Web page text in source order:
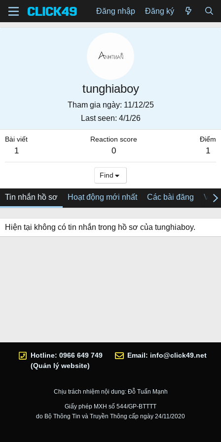
Đăng nhập Đăng ký
tunghiaboy
Tham gia ngày 11/12/25
Last seen 4/1/26
Bài viết
1
Reaction score
0
Điểm
1
Find
Tin nhắn hồ sơ Hoạt động mới nhất Các bài đăng Về
Hiện tại không có tin nhắn trong hồ sơ của tunghiaboy.
Hotline: 0966 649 749
(Quản lý website)
Email: info@click49.net
Chịu trách nhiệm nội dung: Đỗ Tuấn Mạnh
Giấy phép MXH số 544/GP-BTTTT
do Bộ Thông Tin và Truyền Thông cấp ngày 24/11/2020